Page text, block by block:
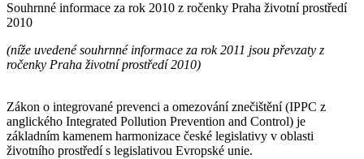
Souhrnné informace za rok 2010 z ročenky Praha životní prostředí
2010
(níže uvedené souhrnné informace za rok 2011 jsou převzaty z
ročenky Praha životní prostředí 2010)
Zákon o integrované prevenci a omezování znečištění (IPPC z
anglického Integrated Pollution Prevention and Control) je
základním kamenem harmonizace české legislativy v oblasti
životního prostředí s legislativou Evropské unie.